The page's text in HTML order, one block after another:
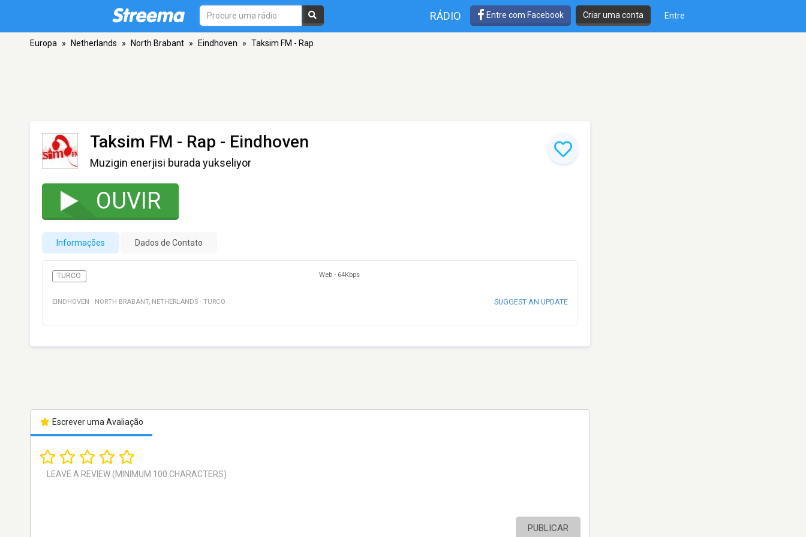
RÁDIO Entre com Facebook Criar uma conta Entre
Europa » Netherlands » North Brabant » Eindhoven » Taksim FM - Rap
Taksim FM - Rap - Eindhoven
Muzigin enerjisi burada yukseliyor
OUVIR
Informações Dados de Contato
TURCO Web - 64Kbps
EINDHOVEN · NORTH BRABANT, NETHERLANDS · TURCO SUGGEST AN UPDATE
Escrever uma Avaliação
PUBLICAR